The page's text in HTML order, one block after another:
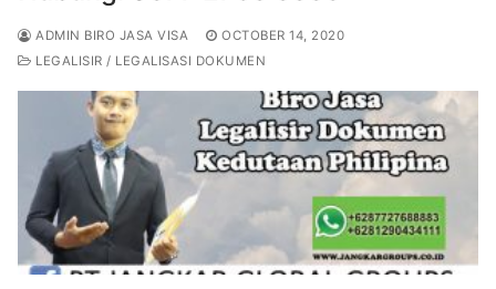
ADMIN BIRO JASA VISA
OCTOBER 14, 2020
LEGALISIR / LEGALISASI DOKUMEN